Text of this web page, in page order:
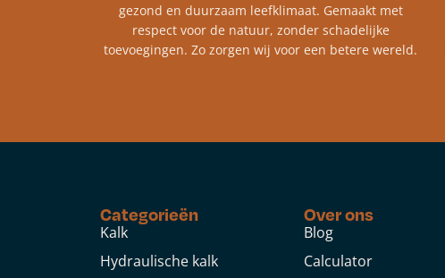
gezond en duurzaam leefklimaat. Gemaakt met
respect voor de natuur, zonder schadelijke
toevoegingen. Zo zorgen wij voor een betere wereld.
Categorieën
Kalk
Hydraulische kalk
Over ons
Blog
Calculator